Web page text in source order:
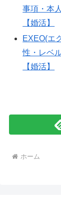
def2f9事項・本
【婚活】
EXEO(エ
性・レベ
【婚活】
ホーム